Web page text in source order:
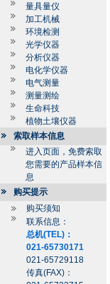
量具量仪
加工机械
环境检测
光学仪器
分析仪器
电化学仪器
电气测量
测量测绘
生命科技
植物土壤仪器
索取样本信息
进入页面，免费索取
您需要的产品样本信
息
购买提示
购买须知
联系信息：
总机(TEL)：
021-65730171
021-65729118
传真(FAX)：